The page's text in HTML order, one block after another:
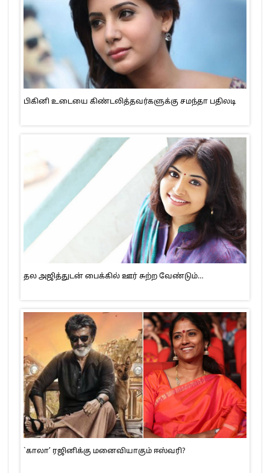
பிகினி உடையை கிண்டலித்தவர்களுக்கு சமந்தா பதிலடி
தல அஜித்துடன் பைக்கில் ஊர் சுற்ற வேண்டும்…
`காலா’ ரஜினிக்கு மனைவியாகும் ஈஸ்வரி?